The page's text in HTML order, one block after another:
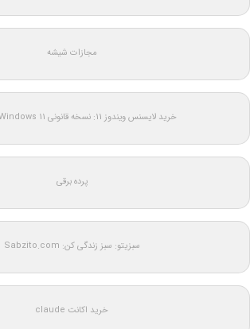
مجازات شیشه
خرید لایسنس ویندوز 11: نسخه قانونی Windows 11 اورجینال
پرده برقی
سبزیتو: سبز زندگی کن: Sabzito.com
خرید اکانت claude